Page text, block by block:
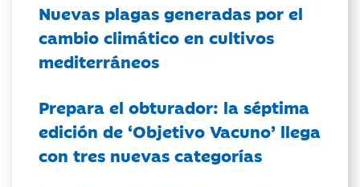
Nuevas plagas generadas por el
cambio climático en cultivos
mediterráneos
Prepara el obturador: la séptima
edición de ‘Objetivo Vacuno’ llega
con tres nuevas categorías